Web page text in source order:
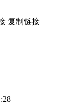
复制链接